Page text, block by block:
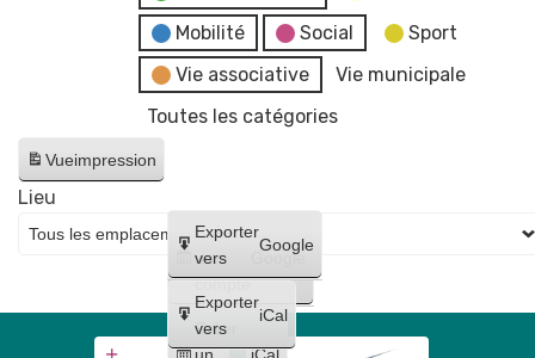
Mobilité
Social
Sport
Vie associative
Vie municipale
Toutes les catégories
Vueimpression
Créer
un
compte
Google
Créer
Exporter
vers
Google
Exporter
vers
iCal
Lieu